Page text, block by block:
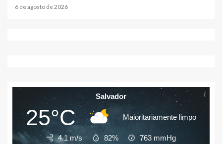
6 de agosto de 2026
Salvador
25°C Maioritariamente limpo
4.1 m/s 82% 763 mmHg